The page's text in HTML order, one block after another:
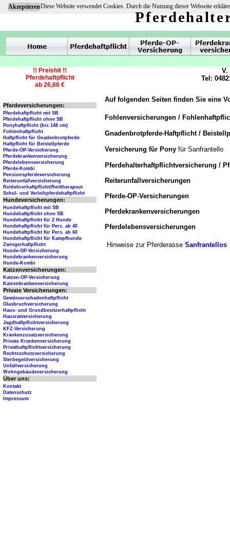
AkzeptierenDiese Website verwendet Cookies. Durch die Nutzung dieser Webseite
Auf folgenden Seiten finden Sie eine
Fohlenversicherungen /
Gnadenbrotpferde-Haftpflicht /
Versicherung für Pony für Sanfrantello
Pferdehalterhaftpflichtversicherung /
Reiterunfallversicherungen
Pferde-OP-Versicherungen
Pferdekrankenversicherungen
Pferdelebensversicherungen
Hinweise zur Pferderasse Sanfrantellos
V.
Tel:
!! Preishit !!
Pferdehaftpflicht
ab 26,66 €
Pferdeversicherungen:
Pferdehaftpflicht mit SB
Pferdehaftpflicht ohne SB
Ponyhaftpflicht (bis 148 cm)
Fohlenhaftpflicht
Haftpflicht für Gnadenbrotpferde
Haftpflicht für Beistellpferde
Pferde-OP-Versicherung
Pferdekrankenversicherung
Pferdelebensversicherung
Pferde-Kombi
Pensionspferdeversicherung
Reiterunfallversicherung
Reitlehrerhaftpflicht/Reittherapeut
Schul- und Verleihpferdehaftpflicht
Hundeversicherungen:
Hundehaftpflicht mit SB
Hundehaftpflicht ohne SB
Hundehaftpflicht für 2 Hunde
Hundehaftpflicht für Pers. ab 40
Hundehaftpflicht für Pers. ab 60
Hundehaftpflicht für Kampfhunde
Zwingerhaftpflicht
Hunde-OP-Versicherung
Hundekrankenversicherung
Hunde-Kombi
Katzenversicherungen:
Katzen-OP-Versicherung
Katzenkrankenversicherung
Private Versicherungen:
Gewässerschadenhaftpflicht
Glasbruchversicherung
Haus- und Grundbesitzerhaftpflicht
Hausratversicherung
Jagdhaftpflichtversicherung
KFZ-Versicherung
Krankenzusatzversicherung
Private Krankenversicherung
Privathaftpflichtversicherung
Rechtsschutzversicherung
Sterbegeldversicherung
Unfallversicherung
Wohngebäudeversicherung
Über uns:
Kontakt
Datenschutz
Impressum